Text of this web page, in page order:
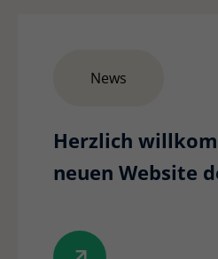
News
Herzlich
neuen Website